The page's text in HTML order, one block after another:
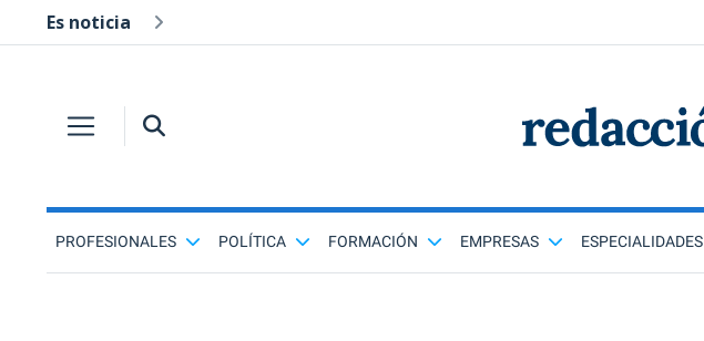
Es noticia
PROFESIONALES POLÍTICA FORMACIÓN EMPRESAS ESPECIALIDADES